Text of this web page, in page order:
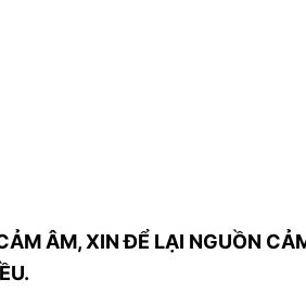
ÂM, XIN ĐỂ LẠI NGUỒN